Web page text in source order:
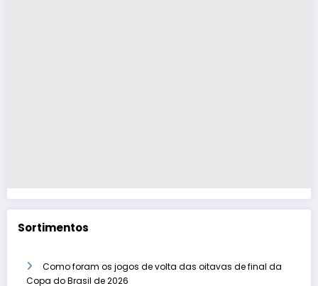
Sortimentos
Como foram os jogos de volta das oitavas de final da
Copa do Brasil de 2026